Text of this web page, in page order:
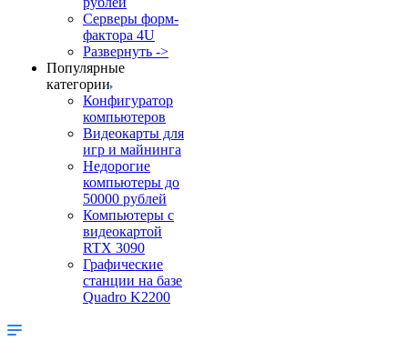
Серверы форм-
фактора 4U
Развернуть ->
Популярные
категории
Конфигуратор
компьютеров
Видеокарты для
игр и майнинга
Недорогие
компьютеры до
50000 рублей
Компьютеры с
видеокартой
RTX 3090
Графические
станции на базе
Quadro K2200